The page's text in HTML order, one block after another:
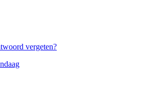
vergeten?